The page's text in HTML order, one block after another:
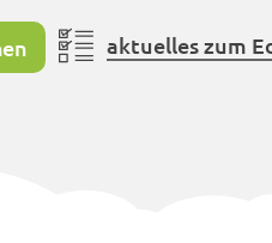
aktuelles zum